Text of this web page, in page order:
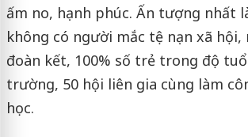
ấm no, hạnh phúc. Ấn tượng nhất
không có người mắc tệ nạn xã hội,
đoàn kết, 100% số trẻ trong độ
trường, 50 hội liên gia cùng làm
học.